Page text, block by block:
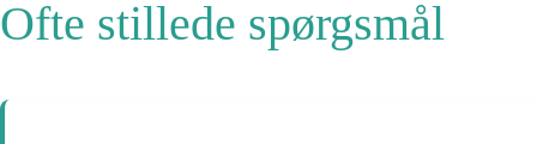
Ofte stillede spørgsmål